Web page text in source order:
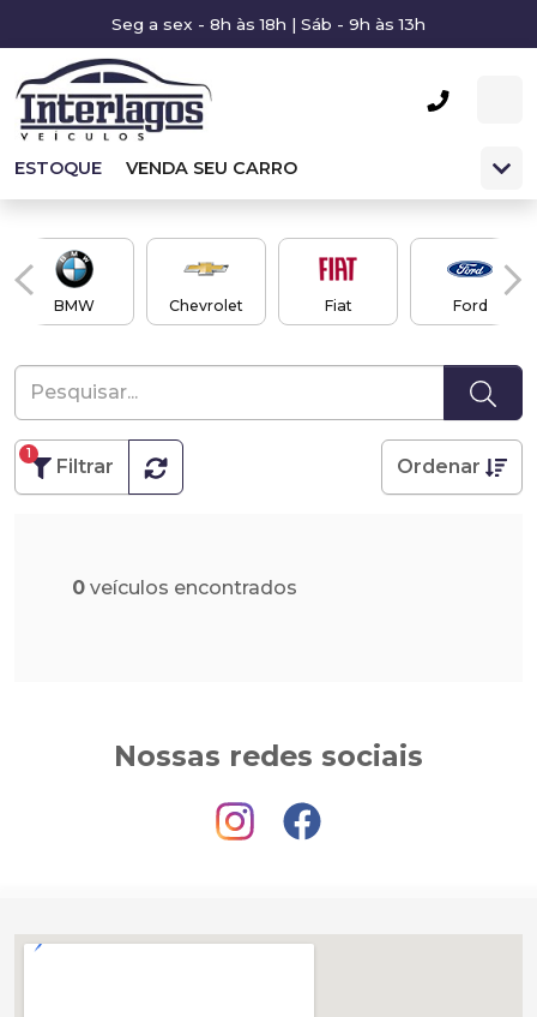
Seg a sex - 8h às 18h | Sáb - 9h às 13h
ESTOQUE VENDA SEU CARRO
BMW Chevrolet Fiat Ford
Filtrar
1
Ordenar
0 veículos encontrados
Nossas redes sociais